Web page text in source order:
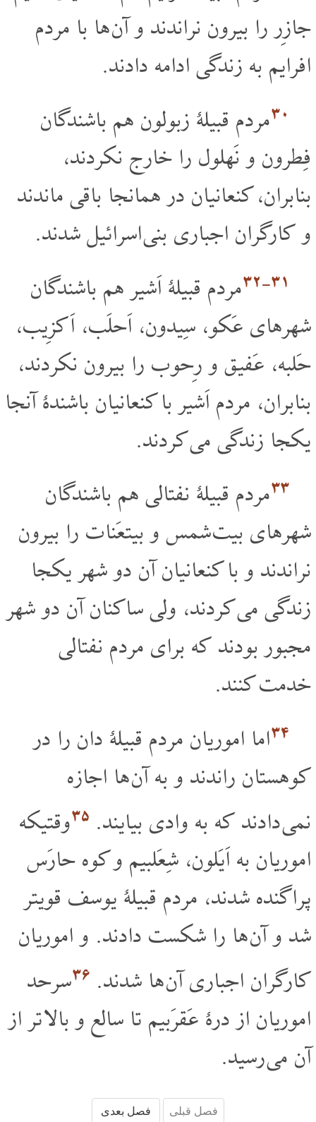
جازِر را بیرون نراندند و آن ها با مردم
افرایم به زندگی ادامه دادند.
۳۰مردم قبیلۀ زبولون هم باشندگان
فِطرون و نَهلول را خارج نکردند،
بنابران، کنعانیان در همانجا باقی ماندند
و کارگران اجباری بنی اسرائیل شدند.
۳۱‏-۳۲
مردم قبیلۀ اَشیر هم باشندگان
شهرهای عَکو، سِیدون، اَحلَب، اَکزِیب،
حَلبه، عَفیق و رِحوب را بیرون نکردند،
بنابران، مردم اَشیر با کنعانیان باشندۀ آنجا
یکجا زندگی می کردند.
۳۳مردم قبیلۀ نفتالی هم باشندگان
شهرهای بیت شمس و بیتعَنات را بیرون
نراندند و با کنعانیان آن دو شهر یکجا
زندگی می کردند، ولی ساکنان آن دو شهر
مجبور بودند که برای مردم نفتالی
خدمت کنند.
۳۴اما اموریان مردم قبیلۀ دان را در
کوهستان راندند و به آن ها اجازه
نمی دادند که به وادی بیایند. ۳۵وقتیکه
اموریان به اَیَلون، شِعَلبیم و کوه حارَس
پراگنده شدند، مردم قبیلۀ یوسف قویتر
شد و آن ها را شکست دادند. و اموریان
کارگران اجباری آن ها شدند. ۳۶سرحد
اموریان از درۀ عَقرَبیم تا سالع و بالا تر از
آن می رسید.
فصل قبلی فصل بعدی